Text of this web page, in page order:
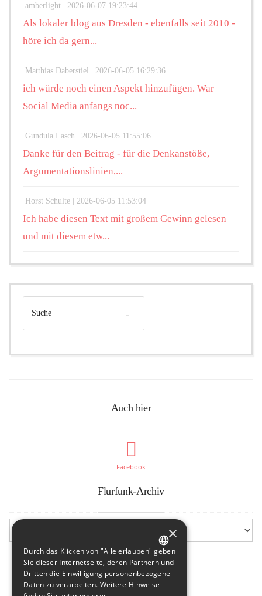
amberlight | 2026-06-07 19:23:44
Als lokaler blog aus Dresden - ebenfalls seit 2010 -
höre ich da gern...
Matthias Daberstiel | 2026-06-05 16:29:36
ich würde noch einen Aspekt hinzufügen. War
Social Media anfangs noc...
Gundula Lasch | 2026-06-05 11:55:06
Danke für den Beitrag - für die Denkanstöße,
Argumentationslinien,...
Horst Schulte | 2026-06-05 11:53:04
Ich habe diesen Text mit großem Gewinn gelesen –
und mit diesem etw...
Auch hier
Facebook
Flurfunk-Archiv
GERMAN
ENGLISH
×
Durch das Klicken von "Alle erlauben" geben
Sie dieser Internetseite, deren Partnern und
Dritten die Einwilligung personenbezogene
Daten zu verarbeiten. Weitere Hinweise